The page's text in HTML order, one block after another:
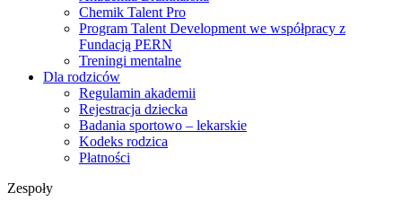
Chemik Talent Pro
Program Talent Development we współpracy z
Fundacją PERN
Treningi mentalne
Dla rodziców
Regulamin akademii
Rejestracja dziecka
Badania sportowo – lekarskie
Kodeks rodzica
Płatności
Zespoły